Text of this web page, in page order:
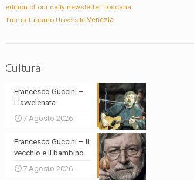
edition of our daily newsletter Toscana
Trump Turismo Università Venezia
Cultura
Francesco Guccini –
L’avvelenata
7 Agosto 2026
Francesco Guccini – Il
vecchio e il bambino
7 Agosto 2026